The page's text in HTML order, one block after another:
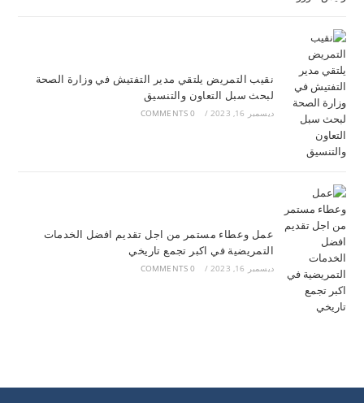
نقيب التمريض يلتقي مدير التفتيش في وزارة الصحة
لبحث سبل التعاون والتنسيق
ديسمبر 16, 2023 /
0 COMMENTS
عمل وعطاء مستمر من اجل تقديم افضل الخدمات
التمريضية في اكبر تجمع تاريخي
ديسمبر 16, 2023 /
0 COMMENTS